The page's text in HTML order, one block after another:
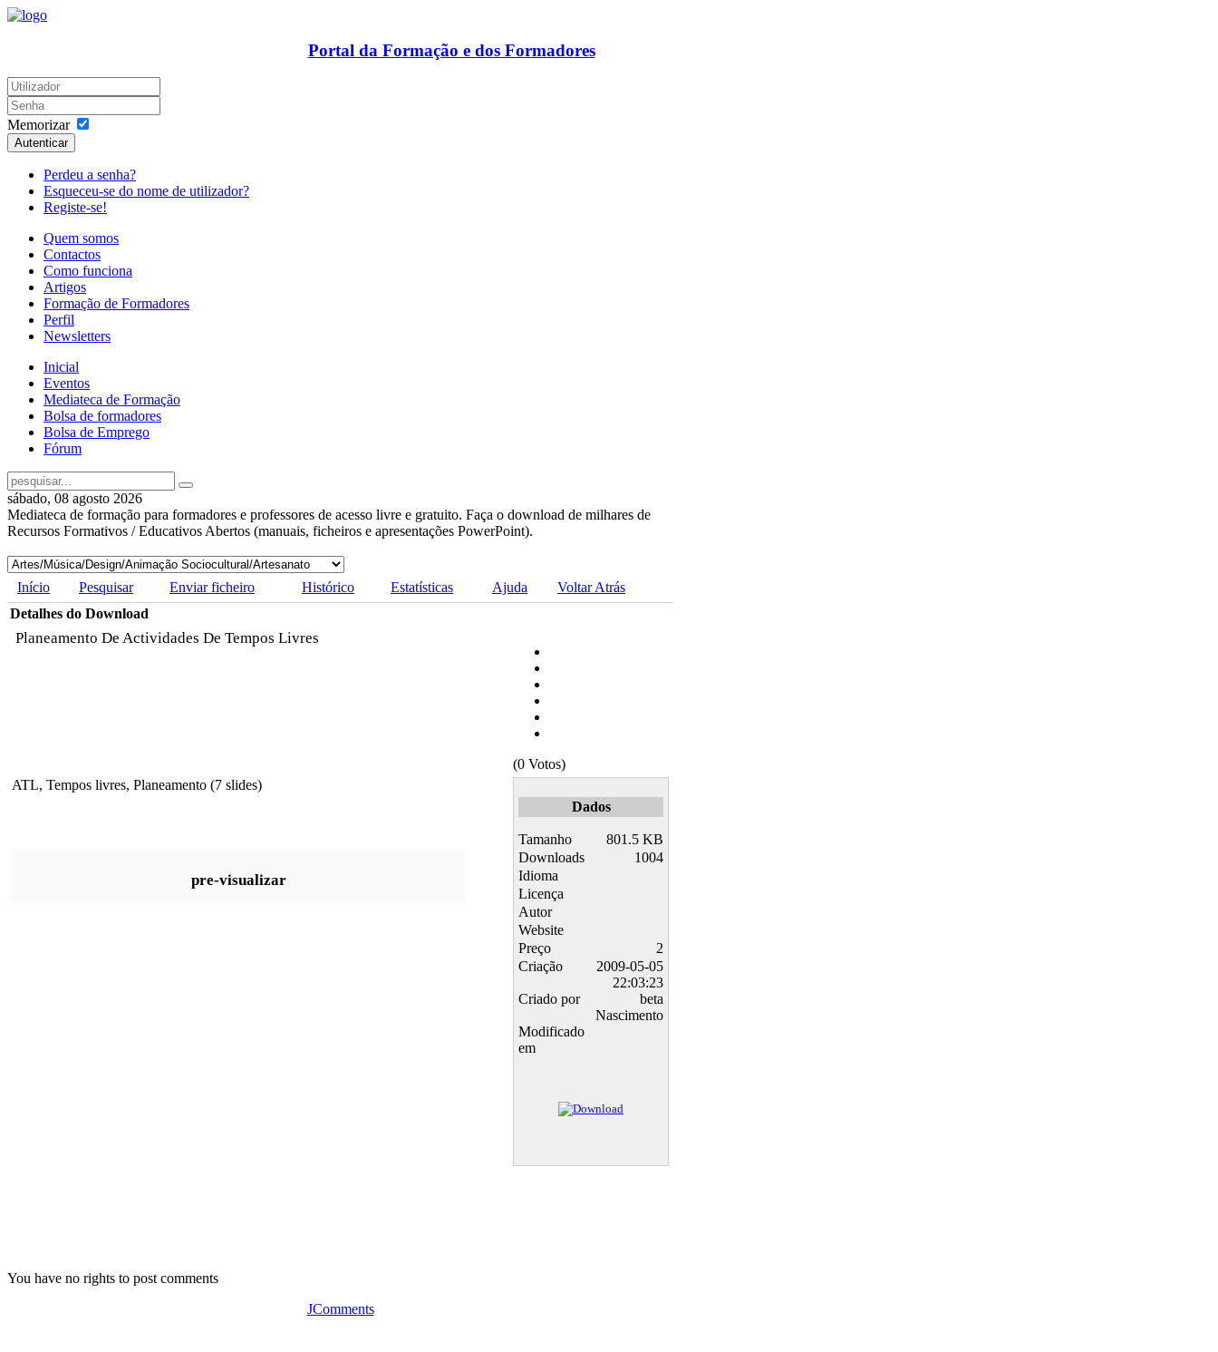
Portal da Formação e dos Formadores
Memorizar
Autenticar
Perdeu a senha?
Esqueceu-se do nome de utilizador?
Registe-se!
Quem somos
Contactos
Como funciona
Artigos
Formação de Formadores
Perfil
Newsletters
Inicial
Eventos
Mediateca de Formação
Bolsa de formadores
Bolsa de Emprego
Fórum
sábado, 08 agosto 2026
Mediateca de formação para formadores e professores de acesso livre e gratuito. Faça o download de milhares de
Recursos Formativos / Educativos Abertos (manuais, ficheiros e apresentações PowerPoint).
Início Pesquisar Enviar ficheiro Histórico Estatísticas Ajuda
Voltar Atrás
Detalhes do Download
Planeamento De Actividades De Tempos Livres
(0 Votos)
ATL, Tempos livres, Planeamento (7 slides)
pre-visualizar
Dados
Tamanho
801.5 KB
Downloads
1004
Idioma
Licença
Autor
Website
Preço
2
Criação
2009-05-05
22:03:23
Criado por
beta
Nascimento
Modificado
em
You have no rights to post comments
JComments